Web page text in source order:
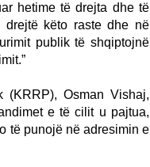
hetime të drejta dhe të
drejtë këto raste dhe në
publik të shqiptojnë
(KRRP), Osman Vishaj,
e të cilit u pajtua,
të punojë në adresimin e